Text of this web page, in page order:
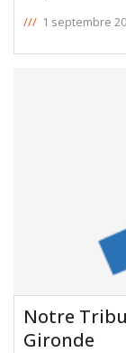
/// 1 septembre
Notre
Gironde